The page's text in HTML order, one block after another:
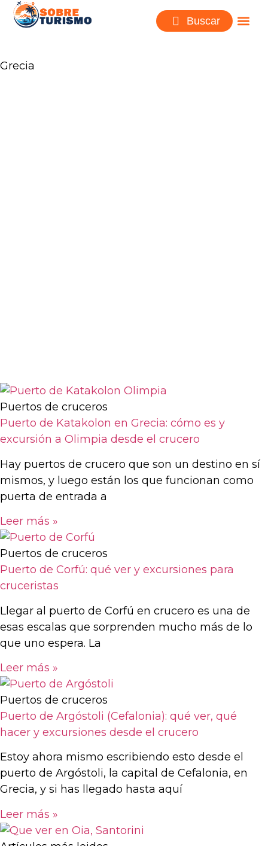
Buscar
Grecia
Puertos de cruceros
Puerto de Katakolon en Grecia: cómo es y
excursión a Olimpia desde el crucero
Hay puertos de crucero que son un destino en sí
mismos, y luego están los que funcionan como
puerta de entrada a
Leer más »
Puertos de cruceros
Puerto de Corfú: qué ver y excursiones para
cruceristas
Llegar al puerto de Corfú en crucero es una de
esas escalas que sorprenden mucho más de lo
que uno espera. La
Leer más »
Puertos de cruceros
Puerto de Argóstoli (Cefalonia): qué ver, qué
hacer y excursiones desde el crucero
Estoy ahora mismo escribiendo esto desde el
puerto de Argóstoli, la capital de Cefalonia, en
Grecia, y si has llegado hasta aquí
Leer más »